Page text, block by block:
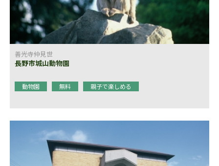
善光寺仲見世
長野市城山動物園
動物園 無料 親子で楽しめる